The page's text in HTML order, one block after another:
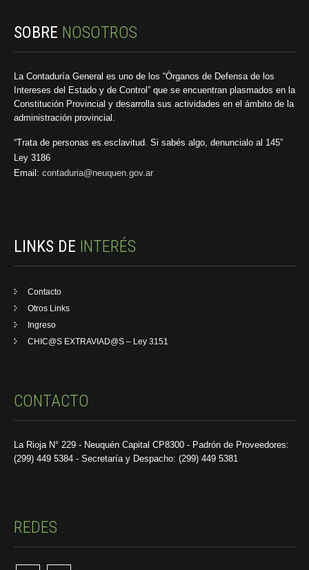
SOBRE NOSOTROS
La Contaduría General es uno de los “Órganos de Defensa de los
Intereses del Estado y de Control” que se encuentran plasmados en la
Constitución Provincial y desarrolla sus actividades en el ámbito de la
administración provincial.
“Trata de personas es esclavitud. Si sabés algo, denuncialo al 145”
Ley 3186
Email: contaduria@neuquen.gov.ar
LINKS DE INTERÉS
Contacto
Otros Links
Ingreso
CHIC@S EXTRAVIAD@S – Ley 3151
CONTACTO
La Rioja N° 229 - Neuquén Capital CP8300 - Padrón de Proveedores:
(299) 449 5384 - Secretaría y Despacho: (299) 449 5381
REDES